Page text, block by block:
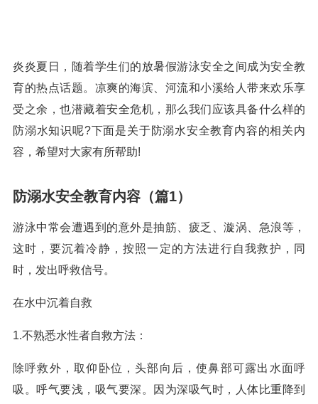
炎炎夏日，随着学生们的放暑假游泳安全之间成为安全教
育的热点话题。凉爽的海滨、河流和小溪给人带来欢乐享
受之余，也潜藏着安全危机，那么我们应该具备什么样的
防溺水知识呢?下面是关于防溺水安全教育内容的相关内
容，希望对大家有所帮助!
防溺水安全教育内容（篇1）
游泳中常会遭遇到的意外是抽筋、疲乏、漩涡、急浪等，
这时，要沉着冷静，按照一定的方法进行自我救护，同
时，发出呼救信号。
在水中沉着自救
1.不熟悉水性者自救方法：
除呼救外，取仰卧位，头部向后，使鼻部可露出水面呼
吸。呼气要浅，吸气要深。因为深吸气时，人体比重降到